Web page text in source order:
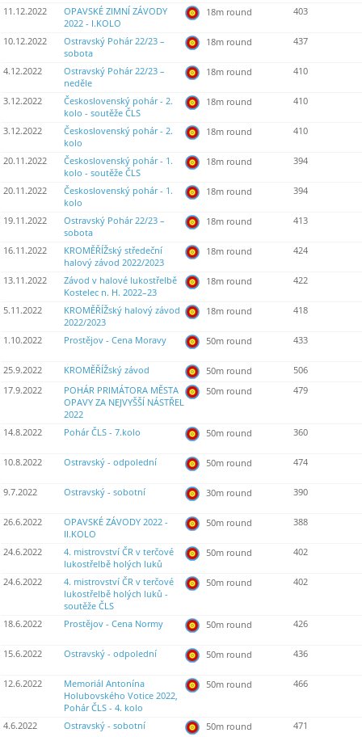
11.12.2022
OPAVSKÉ ZIMNÍ ZÁVODY
2022 - I.KOLO
18m round 403
10.12.2022
Ostravský Pohár 22/23 –
sobota
18m round 437
4.12.2022
Ostravský Pohár 22/23 –
neděle
18m round 410
3.12.2022
Československý pohár - 2.
kolo - soutěže ČLS
18m round 410
3.12.2022
Československý pohár - 2.
kolo
18m round 410
20.11.2022
Československý pohár - 1.
kolo - soutěže ČLS
18m round 394
20.11.2022
Československý pohár - 1.
kolo
18m round 394
19.11.2022
Ostravský Pohár 22/23 –
sobota
18m round 413
16.11.2022
KROMĚŘÍŽský středeční
halový závod 2022/2023
18m round 424
13.11.2022
Závod v halové lukostřelbě
Kostelec n. H. 2022–23
18m round 422
5.11.2022
KROMĚŘÍŽský halový závod
2022/2023
18m round 418
1.10.2022 Prostějov - Cena Moravy 50m round 433
25.9.2022 KROMĚŘÍŽský závod 50m round
506
17.9.2022
POHÁR PRIMÁTORA MĚSTA
OPAVY ZA NEJVYŠŠÍ NÁSTŘEL
2022
50m round 479
14.8.2022 Pohár ČLS - 7.kolo 50m round 360
10.8.2022 Ostravský - odpolední 50m round 474
9.7.2022 Ostravský - sobotní 30m round 390
26.6.2022
OPAVSKÉ ZÁVODY 2022 -
II.KOLO
50m round 388
24.6.2022
4. mistrovství ČR v terčové
lukostřelbě holých luků
50m round 402
24.6.2022
4. mistrovství ČR v terčové
lukostřelbě holých luků -
soutěže ČLS
50m round 402
18.6.2022 Prostějov - Cena Normy 50m round 426
15.6.2022 Ostravský - odpolední 50m round 436
12.6.2022
Memoriál Antonína
Holubovského Votice 2022,
Pohár ČLS - 4. kolo
50m round 466
4.6.2022 Ostravský - sobotní 50m round 471